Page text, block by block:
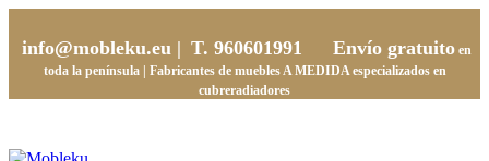
info@mobleku.eu | T. 960601991 Envío gratuito en
toda la península | Fabricantes de mueblesA MEDIDAespecializados en
cubreradiadores